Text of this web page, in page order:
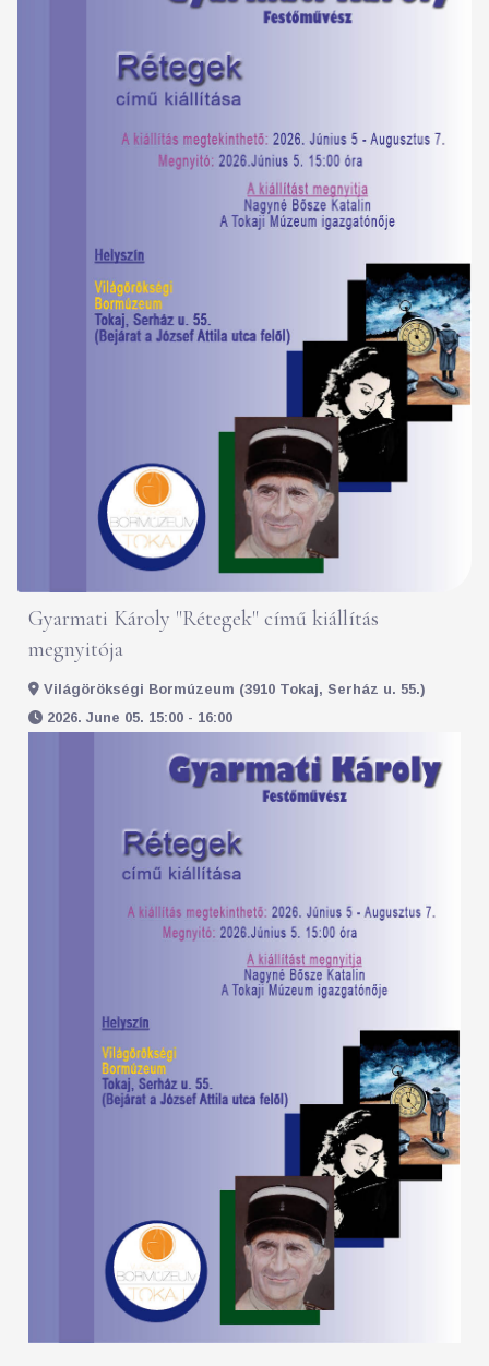
Gyarmati Károly "Rétegek" című kiállítás
megnyitója
Világörökségi Bormúzeum (3910 Tokaj, Serház u. 55.)
2026. June 05. 15:00 - 16:00